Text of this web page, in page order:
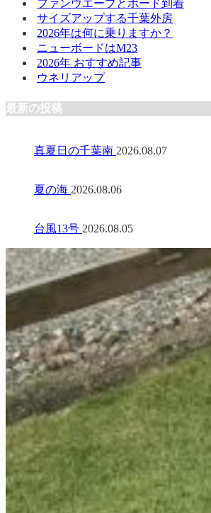
ファンウエーブとボード到着
サイズアップする千葉外房
2026年は何に乗りますか？
ニューボードはM23
2026年 おすすめ記事
ウネリアップ
最新の投稿
真夏日の千葉南 2026.08.07
夏の海 2026.08.06
台風13号 2026.08.05